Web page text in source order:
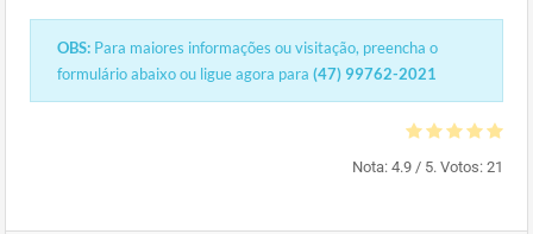
OBS: Para maiores informações ou visitação, preencha o
formulário abaixo ou ligue agora para (47) 99762-2021
Nota: 4.9 / 5. Votos: 21